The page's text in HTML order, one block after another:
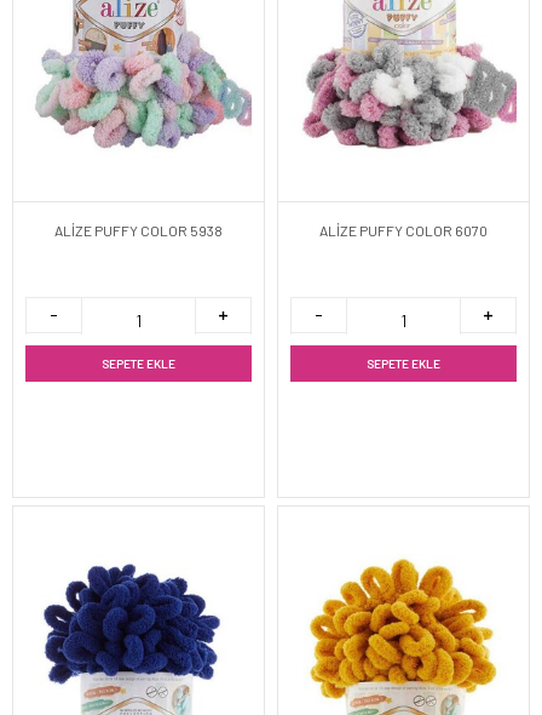
ALİZE PUFFY COLOR 5938
SEPETE EKLE
ALİZE PUFFY COLOR 6070
SEPETE EKLE